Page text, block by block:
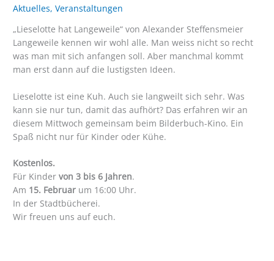
Aktuelles,Veranstaltungen
„Lieselotte hat Langeweile“ von Alexander Steffensmeier
Langeweile kennen wir wohl alle. Man weiss nicht so recht
was man mit sich anfangen soll. Aber manchmal kommt
man erst dann auf die lustigsten Ideen.
Lieselotte ist eine Kuh. Auch sie langweilt sich sehr. Was
kann sie nur tun, damit das aufhört? Das erfahren wir an
diesem Mittwoch gemeinsam beim Bilderbuch-Kino. Ein
Spaß nicht nur für Kinder oder Kühe.
Kostenlos.
Für Kindervon 3 bis 6 Jahren.
Am 15. Februar um 16:00 Uhr.
In der Stadtbücherei.
Wir freuen uns auf euch.